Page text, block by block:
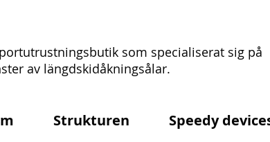
som specialiserat sig på
av längdskidåkningsålar.
Strukturen Speedy